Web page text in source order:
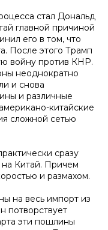
стал Дональд
главной причиной
его в том, что
После этого Трамп
войну против КНР.
неоднократно
и снова
и различные
китайские
сложной сетью
сразу
Китай. Причем
и размахом.
на весь импорт из
потворствует
эти пошлины